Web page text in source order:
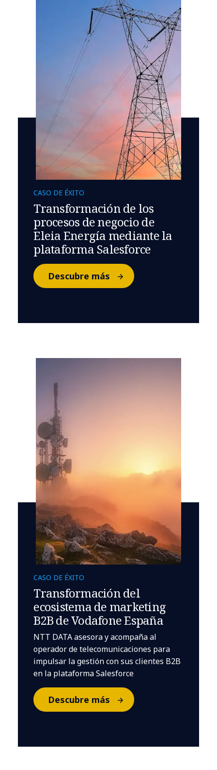
CASO DE ÉXITO
Transformación de los
procesos de negocio de
Eleia Energía mediante la
plataforma Salesforce
Descubre más
CASO DE ÉXITO
Transformación del
ecosistema de marketing
B2B de Vodafone España
NTT DATA asesora y acompaña al
operador de telecomunicaciones para
impulsar la gestión con sus clientes B2B
en la plataforma Salesforce
Descubre más